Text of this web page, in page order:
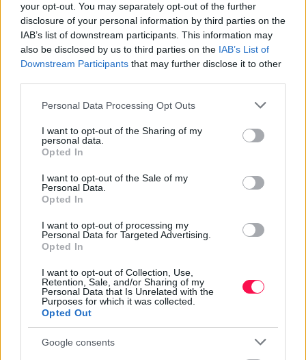
your opt-out. You may separately opt-out of the further
disclosure of your personal information by third parties on the
IAB’s list of downstream participants. This information may
also be disclosed by us to third parties on the IAB’s List of
Downstream Participants that may further disclose it to other
Please note that this website/app uses one or more Google
not limited to your visit or usage behaviour. You may click to
grant or deny consent to Google and its third-party tags to
use your data for below specified purposes in below Google
consent section.
Personal Data Processing Opt Outs
I want to opt-out of the Sharing of my
personal data.
Opted In
I want to opt-out of the Sale of my
Personal Data.
Opted In
I want to opt-out of processing my
Personal Data for Targeted Advertising.
Opted In
I want to opt-out of Collection, Use,
Retention, Sale, and/or Sharing of my
Personal Data that Is Unrelated with the
Purposes for which it was collected.
Opted Out
Google consents
One Teaspoon And All The Worms In The
EUFROZINA NÉVNAPI KÖSZÖNTŐ
Rövid:
Boldog névnapot, Eufrozina! Kívánok sok örömet,